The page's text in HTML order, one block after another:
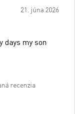
21. júna 2026
days my son
recenzia